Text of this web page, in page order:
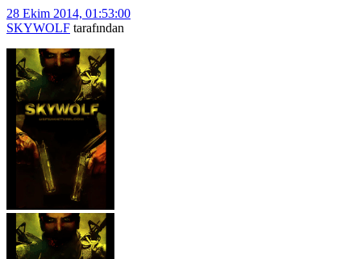
28 Ekim 2014, 01:53:00
SKYWOLF tarafından